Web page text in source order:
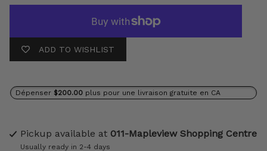
ADD TO WISHLIST
Dépenser $200.00 plus pour une livraison gratuite en CA
Pickup available at 011-Mapleview Shopping Centre
Usually ready in 2-4 days